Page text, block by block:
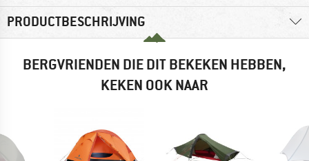
PRODUCTBESCHRIJVING
BERGVRIENDEN DIE DIT BEKEKEN HEBBEN,
KEKEN OOK NAAR